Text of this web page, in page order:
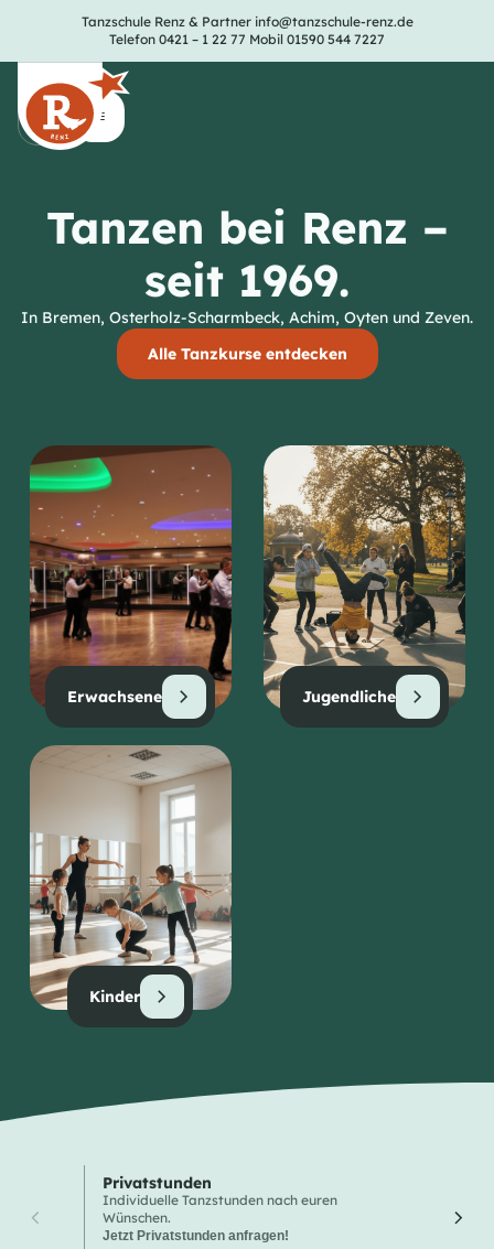
Tanzschule Renz & Partnerinfo@tanzschule-renz.de
Telefon 0421 – 1 22 77 Mobil 01590 544 7227
Tanzen bei Renz –
seit 1969.
In Bremen, Osterholz-Scharmbeck, Achim, Oyten und Zeven.
Alle Tanzkurse entdecken
Erwachsene Jugendliche
Kinder
Privatstunden
Individuelle Tanzstunden nach euren
Wünschen.
Jetzt Privatstunden anfragen!